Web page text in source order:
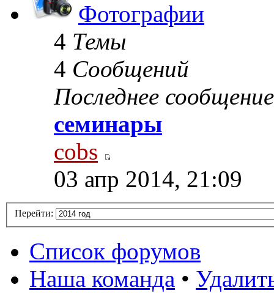
Фотографии
4 Темы
4 Сообщений
Последнее сообщение
семинары
cobs
03 апр 2014, 21:09
Перейти:
Список форумов
Наша команда •